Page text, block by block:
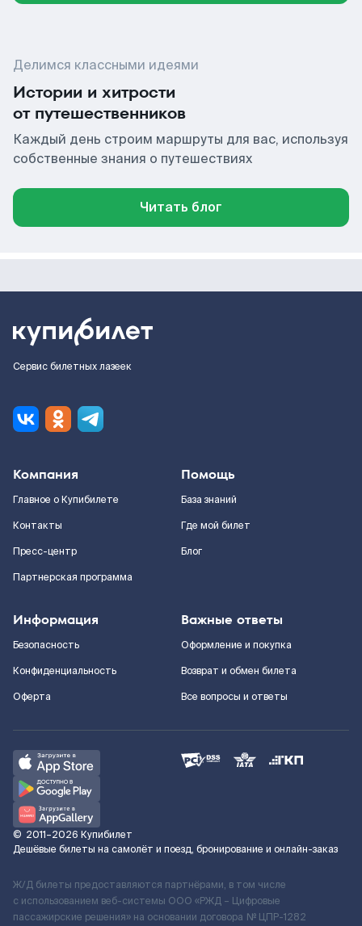
Делимся классными идеями
Истории и хитрости
от путешественников
Каждый день строим маршруты для вас, используя
собственные знания о путешествиях
Читать блог
Сервис билетных лазеек
Компания
Главное о Купибилете
Контакты
Пресс-центр
Партнерская программа
Помощь
База знаний
Где мой билет
Блог
Информация
Безопасность
Конфиденциальность
Оферта
Важные ответы
Оформление и покупка
Возврат и обмен билета
Все вопросы и ответы
© 2011–2026 Купибилет
Дешёвые билеты на самолёт и поезд, бронирование и онлайн-заказ
Ж/Д билеты предоставляются партнёрами, в том числе
с использованием веб-системы ООО «РЖД – Цифровые
пассажирские решения» на основании договора № ЦПР-1282